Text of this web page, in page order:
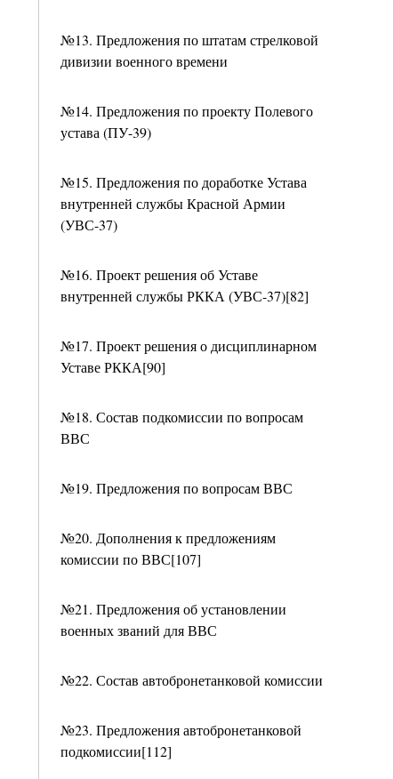
№13. Предложения по штатам стрелковой
дивизии военного времени
№14. Предложения по проекту Полевого
устава (ПУ-39)
№15. Предложения по доработке Устава
внутренней службы Красной Армии
(УВС-37)
№16. Проект решения об Уставе
внутренней службы РККА (УВС-37)[82]
№17. Проект решения о дисциплинарном
Уставе РККА[90]
№18. Состав подкомиссии по вопросам
ВВС
№19. Предложения по вопросам ВВС
№20. Дополнения к предложениям
комиссии по ВВС[107]
№21. Предложения об установлении
военных званий для ВВС
№22. Состав автобронетанковой комиссии
№23. Предложения автобронетанковой
подкомиссии[112]